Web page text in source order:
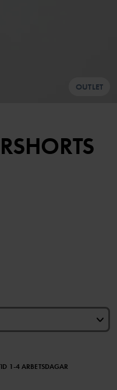
OUTLET
1-4 ARBETSDAGAR